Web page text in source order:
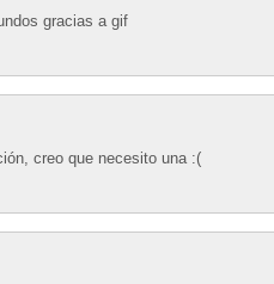
gracias a gif
creo que necesito una :(